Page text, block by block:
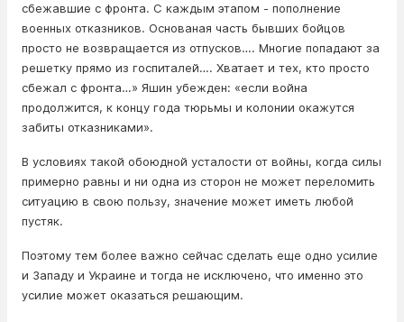
сбежавшие с фронта. С каждым этапом - пополнение
военных отказников. Основаная часть бывших бойцов
просто не возвращается из отпусков…. Многие попадают за
решетку прямо из госпиталей…. Хватает и тех, кто просто
сбежал с фронта…» Яшин убежден: «если война
продолжится, к концу года тюрьмы и колонии окажутся
забиты отказниками».
В условиях такой обоюдной усталости от войны, когда силы
примерно равны и ни одна из сторон не может переломить
ситуацию в свою пользу, значение может иметь любой
пустяк.
Поэтому тем более важно сейчас сделать еще одно усилие
и Западу и Украине и тогда не исключено, что именно это
усилие может оказаться решающим.